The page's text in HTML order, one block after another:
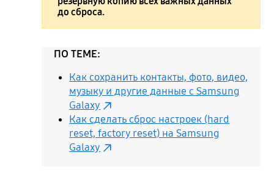
до сброса.
ПО ТЕМЕ:
Как сохранить контакты, фото, видео,
музыку и другие данные с Samsung
Galaxy
Как сделать сброс настроек (hard
reset, factory reset) на Samsung
Galaxy